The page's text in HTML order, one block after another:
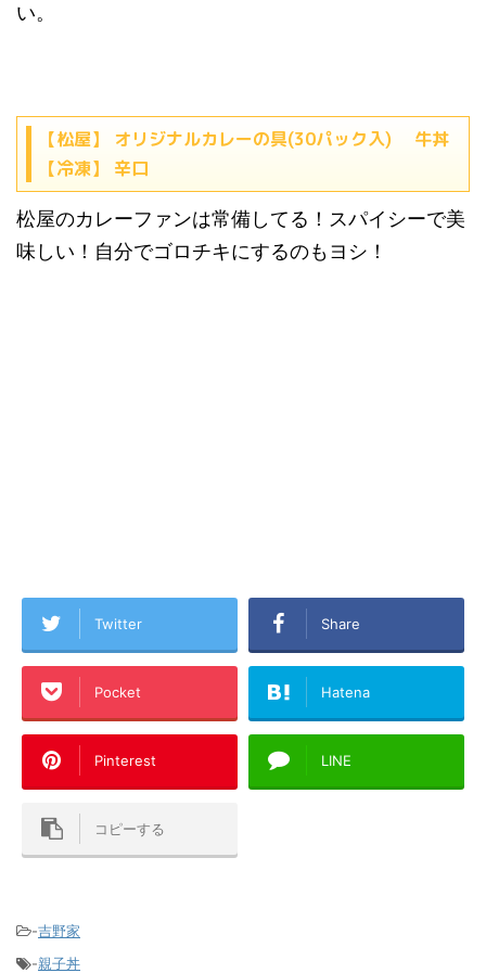
い。
【松屋】 オリジナルカレーの具(30パック入) 牛丼
【冷凍】 辛口
松屋のカレーファンは常備してる！スパイシーで美
味しい！自分でゴロチキにするのもヨシ！
Twitter Share
Pocket Hatena
Pinterest LINE
コピーする
-吉野家
-親子丼